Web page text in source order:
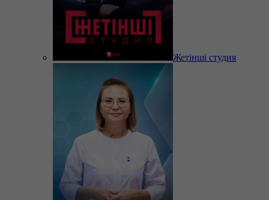
Жетінші студия